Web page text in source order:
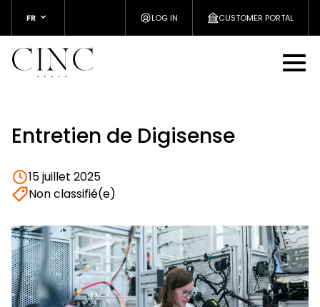
FR LOG IN CUSTOMER PORTAL
Entretien de Digisense
15 juillet 2025
Non classifié(e)